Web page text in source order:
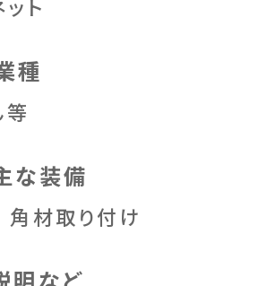
ト
種
な装備
材取り付け